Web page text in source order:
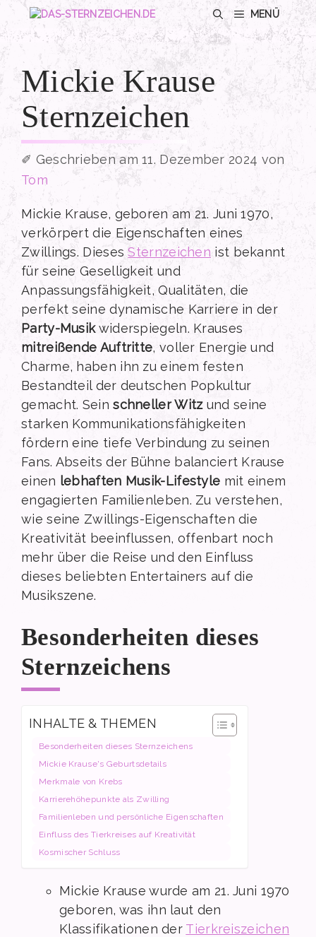
Zum
Inhalt
springen
MENÜ
Mickie Krause
Sternzeichen
11. Dezember 2024 von
Tom
Mickie Krause, geboren am 21. Juni 1970,
verkörpert die Eigenschaften eines
Zwillings. DiesesSternzeichen ist bekannt
für seine Geselligkeit und
Anpassungsfähigkeit, Qualitäten, die
perfekt seine dynamische Karriere in der
Party-Musikwiderspiegeln. Krauses
mitreißende Auftritte, voller Energie und
Charme, haben ihn zu einem festen
Bestandteil der deutschen Popkultur
gemacht. Seinschneller Witzund seine
starken Kommunikationsfähigkeiten
fördern eine tiefe Verbindung zu seinen
Fans. Abseits der Bühne balanciert Krause
einen lebhaften Musik-Lifestyle mit einem
engagierten Familienleben. Zu verstehen,
wie seine Zwillings-Eigenschaften die
Kreativität beeinflussen, offenbart noch
mehr über die Reise und den Einfluss
dieses beliebten Entertainers auf die
Musikszene.
Besonderheiten dieses
Sternzeichens
INHALTE & THEMEN
Besonderheiten dieses Sternzeichens
Mickie Krause's Geburtsdetails
Merkmale von Krebs
Karrierehöhepunkte als Zwilling
Familienleben und persönliche Eigenschaften
Einfluss des Tierkreises auf Kreativität
Kosmischer Schluss
Mickie Krause wurde am 21. Juni 1970
geboren, was ihn laut den
Klassifikationen der Tierkreiszeichen